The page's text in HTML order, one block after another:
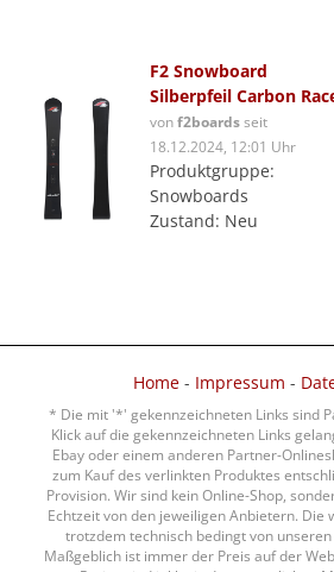
F2 Snowboard
Silberpfeil Carbon
vonf2boardsseit
18.12.2024, 12:01 Uhr
Produktgruppe:
Snowboards
Zustand: Neu
Home- Impressum -
* Die mit '*' gekennzeichneten Links sind
Klick auf die gekennzeichneten Links
Ebay oder einem anderen Partner-
zum Kauf des verlinkten Produktes
Provision. Wir sind kein Online-Shop,
Echtzeit von den jeweiligen Anbietern. Die
trotzdem technisch bedingt von
Maßgeblich ist immer der Preis auf der